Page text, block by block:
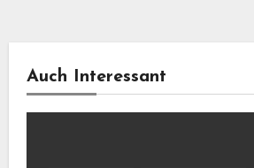
Auch Interessant